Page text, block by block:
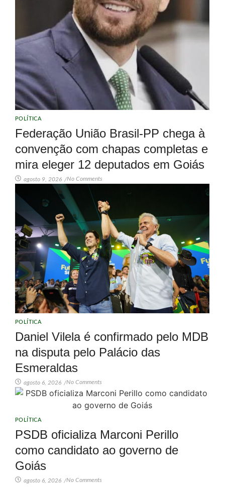
POLÍTICA
Federação União Brasil-PP chega à
convenção com chapas completas e
mira eleger 12 deputados em Goiás
agosto 9, 2026 /No Comments
POLÍTICA
Daniel Vilela é confirmado pelo MDB
na disputa pelo Palácio das
Esmeraldas
agosto 6, 2026 /No Comments
POLÍTICA
PSDB oficializa Marconi Perillo
como candidato ao governo de
Goiás
agosto 6, 2026 /No Comments